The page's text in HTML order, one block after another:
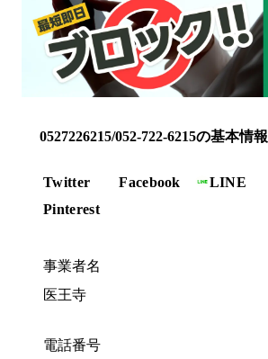
0527226215/052-722-6215の基本情報
Twitter Facebook LINE
Pinterest
事業者名
医王寺
電話番号